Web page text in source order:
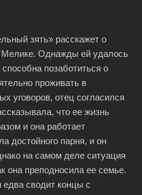
зять» расскажет о
Однажды ей удалось
позаботиться о
проживать в
уговоров, отец согласился
что ее жизнь
и она работает
достойного парня, и он
на самом деле ситуация
она преподносила ее семье.
сводит концы с